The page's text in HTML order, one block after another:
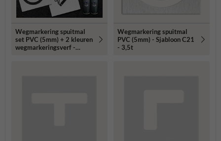
Wegmarkering spuitmal
set PVC (5mm) + 2 kleuren
wegmarkeringsverf -
Wegmarkering spuitmal
PVC (5mm) - Sjabloon C21
- 3,5t